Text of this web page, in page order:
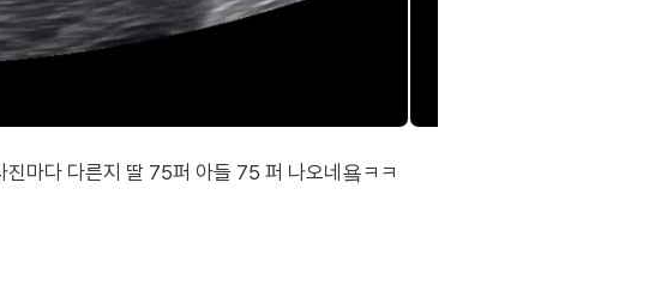
마다 다른지 딸 75퍼 아들 75 퍼 나오네욬ㅋㅋ